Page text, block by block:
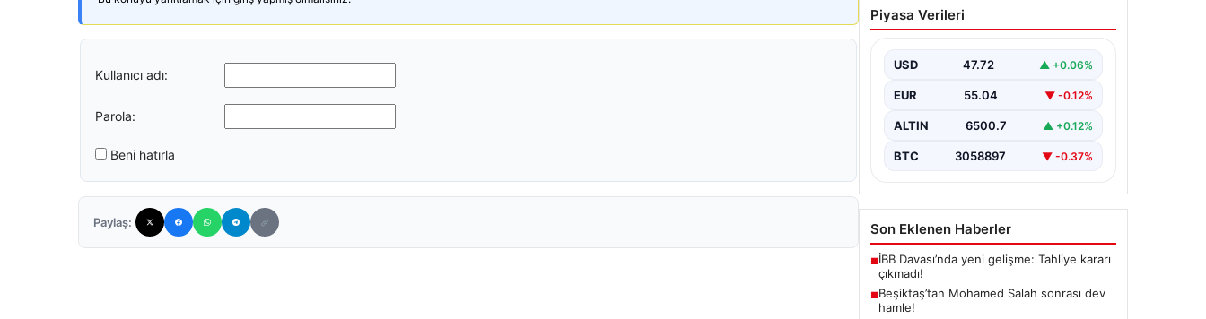
Kullanıcı adı:
Parola:
Beni hatırla
Paylaş:
Salah sonrası dev hamle!
Piyasa Verileri
USD 47.72 ▲ +0.06%
EUR 55.04 ▼ -0.12%
ALTIN 6500.7 ▲ +0.12%
BTC 3058897 ▼ -0.37%
Son Eklenen Haberler
■İBB Davası’nda yeni gelişme: Tahliye kararı
çıkmadı!
■Beşiktaş’tan Mohamed Salah sonrası dev
hamle!